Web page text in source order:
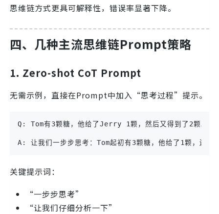
思维链方式更具可解释性，错误率显著下降。
四、几种主流思维链Prompt策略
1. Zero-shot CoT Prompt
无需示例，直接在Prompt中加入“思考过程”提示。
Q: Tom有3颗糖，他给了Jerry 1颗，然后又得到了2颗。现
A: 让我们一步步思考：Tom起初有3颗糖，他给了1颗，还
关键提示词：
“一步步思考”
“让我们仔细分析一下”